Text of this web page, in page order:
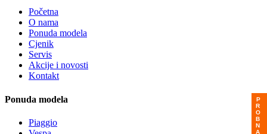
Početna
O nama
Ponuda modela
Cjenik
Servis
Akcije i novosti
Kontakt
Ponuda modela
Piaggio